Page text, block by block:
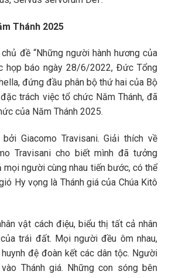
Thánh 2025
đề “Những người hành hương của
họp báo ngày 28/6/2022, Đức Tổng
đứng đầu phân bộ thứ hai của Bộ
trách việc tổ chức Năm Thánh, đã
của Năm Thánh 2025.
Giacomo Travisani. Giải thích về
Travisani cho biết mình đã tưởng
người cùng nhau tiến bước, có thể
Hy vọng là Thánh giá của Chúa Kitô
vật cách điệu, biểu thị tất cả nhân
trái đất. Mọi người đều ôm nhau,
đệ đoàn kết các dân tộc. Người
Thánh giá. Những con sóng bên